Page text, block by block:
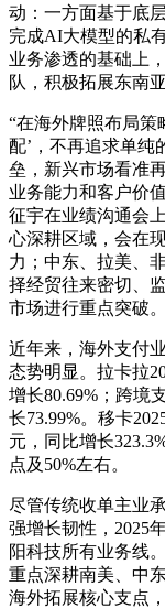
动：一方面基于底
完成AI大模型的私
业务渗透的基础上
队，积极拓展东南
“在海外牌照布局策
配’，不再追求单纯
垒，新兴市场看准
业务能力和客户价
征宇在业绩沟通会
心深耕区域，会在
力；中东、拉美、
择经贸往来密切、
市场进行重点突破。
近年来，海外支付
态势明显。拉卡拉
增长80.69%；跨境
长73.99%。移卡
元，同比增长
点及50%左右。
尽管传统收单主业
强增长韧性，2025
阳科技所有业务线
重点深耕南美、中
海外拓展核心支点